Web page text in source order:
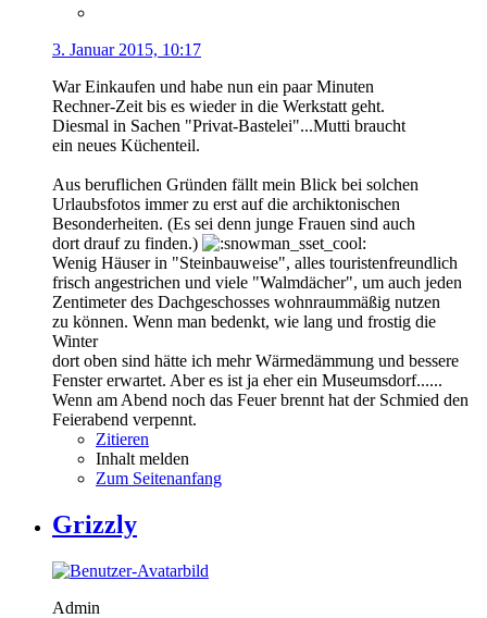
3. Januar 2015, 10:17
War Einkaufen und habe nun ein paar Minuten
Rechner-Zeit bis es wieder in die Werkstatt geht.
Diesmal in Sachen "Privat-Bastelei"...Mutti braucht
ein neues Küchenteil.
Aus beruflichen Gründen fällt mein Blick bei solchen
Urlaubsfotos immer zu erst auf die archiktonischen
Besonderheiten. (Es sei denn junge Frauen sind auch
dort drauf zu finden.)
Wenig Häuser in "Steinbauweise", alles touristenfreundlich
frisch angestrichen und viele "Walmdächer", um auch jeden
Zentimeter des Dachgeschosses wohnraummäßig nutzen
zu können. Wenn man bedenkt, wie lang und frostig die
Winter
dort oben sind hätte ich mehr Wärmedämmung und bessere
Fenster erwartet. Aber es ist ja eher ein Museumsdorf......
Wenn am Abend noch das Feuer brennt hat der Schmied den
Feierabend verpennt.
Zitieren
Inhalt melden
Zum Seitenanfang
Grizzly
Admin